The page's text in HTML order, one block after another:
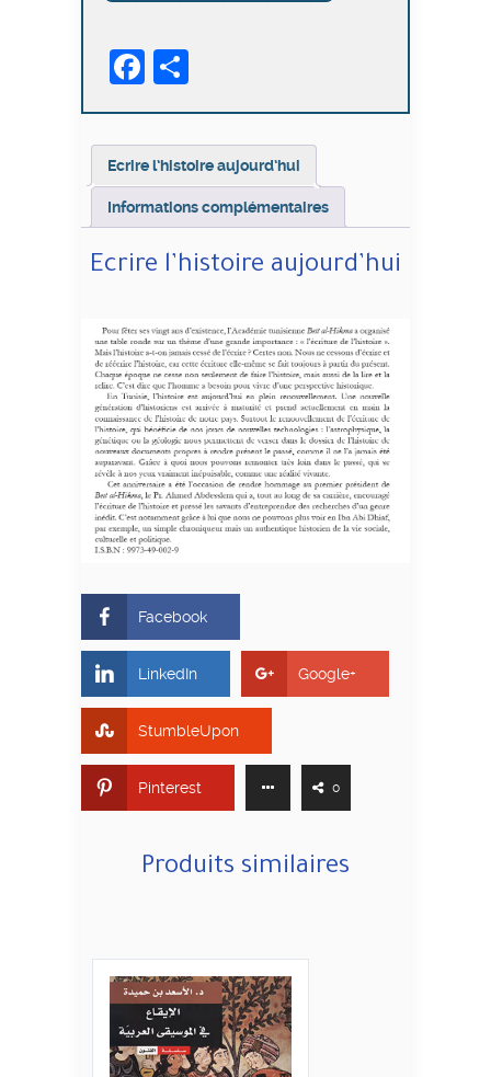
Facebook
Ecrire l’histoire aujourd’hui
Informations complémentaires
Ecrire l’histoire aujourd’hui
Facebook
LinkedIn Google+
StumbleUpon
Pinterest 0
Produits similaires